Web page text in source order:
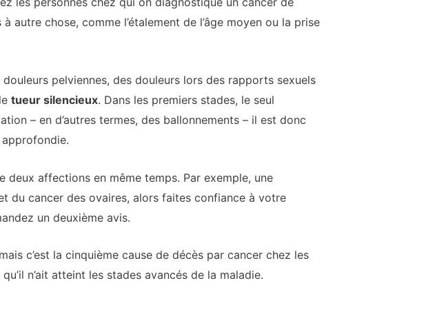
autre chose, comme l’étalement de l’âge moyen ou la prise
pelviennes, des douleurs lors des rapports sexuels
tueur silencieux. Dans les premiers stades, le seul
– en d’autres termes, des ballonnements – il est donc
affections en même temps. Par exemple, une
du cancer des ovaires, alors faites confiance à votre
un deuxième avis.
c’est la cinquième cause de décès par cancer chez les
n’ait atteint les stades avancés de la maladie.